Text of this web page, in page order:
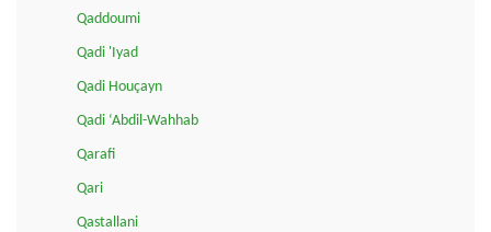
Qaddoumi
Qadi 'Iyad
Qadi Houçayn
Qadi ‘Abdil-Wahhab
Qarafi
Qari
Qastallani